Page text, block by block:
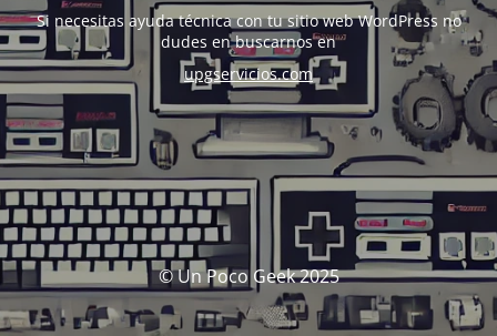
Si necesitas ayuda técnica con tu sitio web WordPress no
dudes en buscarnos en
upgservicios.com
© Un Poco Geek 2025